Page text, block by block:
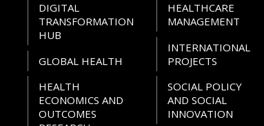
DIGITAL
TRANSFORMATION
HUB
GLOBAL HEALTH
HEALTH
ECONOMICS AND
OUTCOMES
HEALTHCARE
MANAGEMENT
INTERNATIONAL
PROJECTS
SOCIAL POLICY
AND SOCIAL
INNOVATION